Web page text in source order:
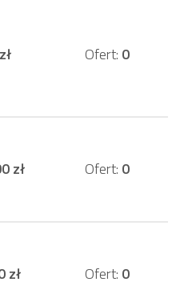
Ofert: 0
zł Ofert: 0
zł Ofert: 0